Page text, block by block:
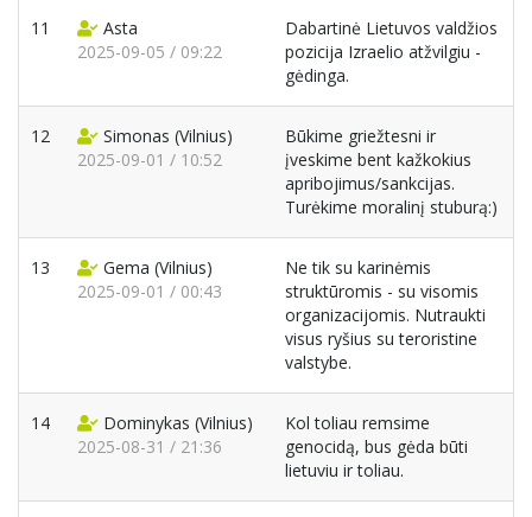
11
Asta
2025-09-05 / 09:22
Dabartinė Lietuvos valdžios
pozicija Izraelio atžvilgiu -
gėdinga.
12 Simonas (Vilnius)
2025-09-01 / 10:52
Būkime griežtesni ir
įveskime bent kažkokius
apribojimus/sankcijas.
Turėkime moralinį stuburą:)
13 Gema (Vilnius)
2025-09-01 / 00:43
Ne tik su karinėmis
struktūromis - su visomis
organizacijomis. Nutraukti
visus ryšius su teroristine
valstybe.
14 Dominykas (Vilnius)
2025-08-31 / 21:36
Kol toliau remsime
genocidą, bus gėda būti
lietuviu ir toliau.